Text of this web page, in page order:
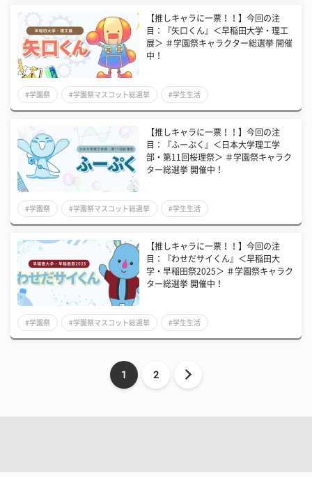
【推しキャラに一票！！】今回の注
目：『矢口くん』＜早稲田大学・理工
展＞ ＃学園祭キャラクター総選挙 開催
中！
#学園祭 #学園祭マスコット総選挙 #学生生活
【推しキャラに一票！！】今回の注
目：『ふーぷく』＜日本大学理工学
部・第11回桜理祭＞ ＃学園祭キャラク
ター総選挙 開催中！
#学園祭 #学園祭マスコット総選挙 #学生生活
【推しキャラに一票！！】今回の注
目：『わせだサイくん』＜早稲田大
学・早稲田祭2025＞ ＃学園祭キャラク
ター総選挙 開催中！
#学園祭 #学園祭マスコット総選挙 #学生生活
1 2